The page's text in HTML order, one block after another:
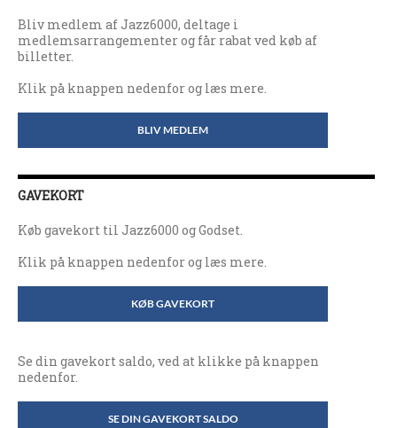
Bliv medlem af Jazz6000, deltage i
medlemsarrangementer og får rabat ved køb af
billetter.
Klik på knappen nedenfor og læs mere.
BLIV MEDLEM
GAVEKORT
Køb gavekort til Jazz6000 og Godset.
Klik på knappen nedenfor og læs mere.
KØB GAVEKORT
Se din gavekort saldo, ved at klikke på knappen
nedenfor.
SE DIN GAVEKORT SALDO